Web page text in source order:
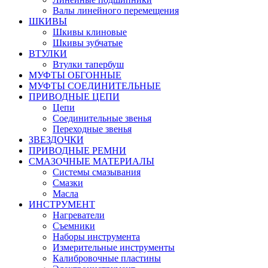
Валы линейного перемещения
ШКИВЫ
Шкивы клиновые
Шкивы зубчатые
ВТУЛКИ
Втулки тапербуш
МУФТЫ ОБГОННЫЕ
МУФТЫ СОЕДИНИТЕЛЬНЫЕ
ПРИВОДНЫЕ ЦЕПИ
Цепи
Соединительные звенья
Переходные звенья
ЗВЕЗДОЧКИ
ПРИВОДНЫЕ РЕМНИ
СМАЗОЧНЫЕ МАТЕРИАЛЫ
Системы смазывания
Смазки
Масла
ИНСТРУМЕНТ
Нагреватели
Съемники
Наборы инструмента
Измерительные инструменты
Калибровочные пластины